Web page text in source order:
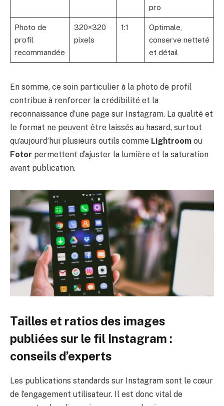
pro
Photo de
profil
recommandée
320×320
pixels
1:1
Optimale,
conserve netteté
et détail
En somme, ce soin particulier à la photo de profil
contribue à renforcer la crédibilité et la
reconnaissance d’une page sur Instagram. La qualité et
le format ne peuvent être laissés au hasard, surtout
qu’aujourd’hui plusieurs outils comme Lightroom ou
Fotor permettent d’ajuster la lumière et la saturation
avant publication.
Tailles et ratios des images
publiées sur le fil Instagram :
conseils d’experts
Les publications standards sur Instagram sont le cœur
de l’engagement utilisateur. Il est donc vital de